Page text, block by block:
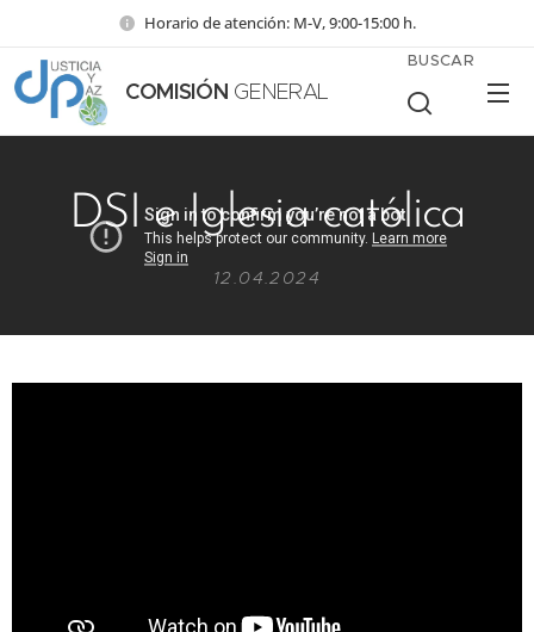
Horario de atención: M-V, 9:00-15:00 h.
COMISIÓN GENERAL
BUSCAR
DSI e Iglesia católica
12.04.2024